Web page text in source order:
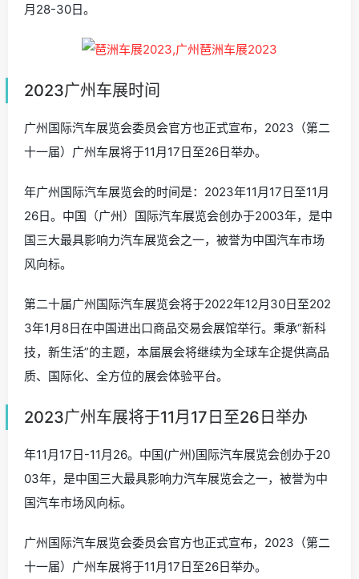
月28-30日。
2023广州车展时间
广州国际汽车展览会委员会官方也正式宣布，2023（第二
十一届）广州车展将于11月17日至26日举办。
年广州国际汽车展览会的时间是：2023年11月17日至11月
26日。中国（广州）国际汽车展览会创办于2003年，是中
国三大最具影响力汽车展览会之一，被誉为中国汽车市场
风向标。
第二十届广州国际汽车展览会将于2022年12月30日至202
3年1月8日在中国进出口商品交易会展馆举行。秉承“新科
技，新生活”的主题，本届展会将继续为全球车企提供高品
质、国际化、全方位的展会体验平台。
2023广州车展将于11月17日至26日举办
年11月17日-11月26。中国(广州)国际汽车展览会创办于20
03年，是中国三大最具影响力汽车展览会之一，被誉为中
国汽车市场风向标。
广州国际汽车展览会委员会官方也正式宣布，2023（第二
十一届）广州车展将于11月17日至26日举办。